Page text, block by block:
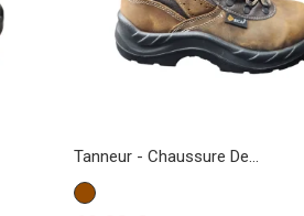
Chaussures de Sécurité
la Sécurité et au Confort
Tanneur - Chaussure De...
Marron